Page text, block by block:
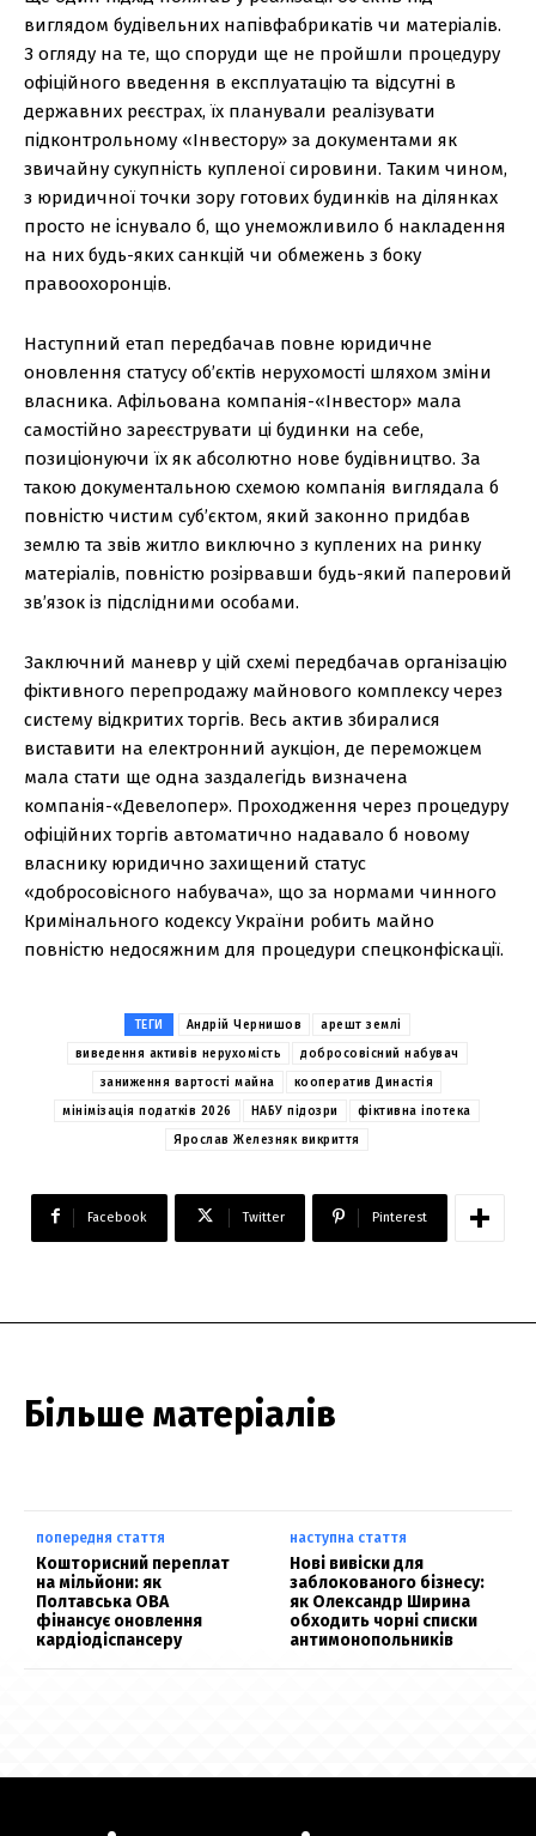
виглядом будівельних напівфабрикатів чи матеріалів.
З огляду на те, що споруди ще не пройшли процедуру
офіційного введення в експлуатацію та відсутні в
державних реєстрах, їх планували реалізувати
підконтрольному «Інвестору» за документами як
звичайну сукупність купленої сировини. Таким чином,
з юридичної точки зору готових будинків на ділянках
просто не існувало б, що унеможливило б накладення
на них будь-яких санкцій чи обмежень з боку
правоохоронців.
Наступний етап передбачав повне юридичне
оновлення статусу об’єктів нерухомості шляхом зміни
власника. Афільована компанія-«Інвестор» мала
самостійно зареєструвати ці будинки на себе,
позиціонуючи їх як абсолютно нове будівництво. За
такою документальною схемою компанія виглядала б
повністю чистим суб’єктом, який законно придбав
землю та звів житло виключно з куплених на ринку
матеріалів, повністю розірвавши будь-який паперовий
зв’язок із підслідними особами.
Заключний маневр у цій схемі передбачав організацію
фіктивного перепродажу майнового комплексу через
систему відкритих торгів. Весь актив збиралися
виставити на електронний аукціон, де переможцем
мала стати ще одна заздалегідь визначена
компанія-«Девелопер». Проходження через процедуру
офіційних торгів автоматично надавало б новому
власнику юридично захищений статус
«добросовісного набувача», що за нормами чинного
Кримінального кодексу України робить майно
повністю недосяжним для процедури спецконфіскації.
ТЕГИ Андрій Чернишов
арешт землі
виведення активів нерухомість
добросовісний набувач
заниження вартості майна
кооператив Династія
мінімізація податків 2026
НАБУ підозри
фіктивна іпотека
Ярослав Железняк викриття
Facebook Twitter Pinterest
Більше матеріалів
попередня стаття
Кошторисний переплат
на мільйони: як
Полтавська ОВА
фінансує оновлення
кардіодіспансеру
наступна стаття
Нові вивіски для
заблокованого бізнесу:
як Олександр Ширина
обходить чорні списки
антимонопольників